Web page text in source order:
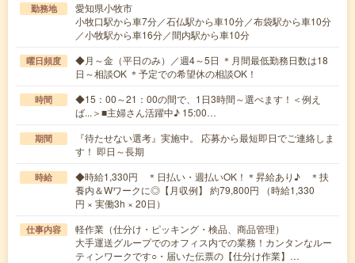
勤務地
愛知県小牧市
小牧口駅から車7分／石仏駅から車10分／布袋駅から車10分
／小牧駅から車16分／間内駅から車10分
曜日頻度
◆月～金（平日のみ）／週4～5日 ＊月間最低勤務日数は18
日～相談OK ＊予定での希望休の相談OK！
時間
◆15：00～21：00の間で、1日3時間～選べます！＜例え
ば...＞■主婦さん活躍中♪ 15:00…
期間
『待たせない選考』実施中。 応募から最短即日でご連絡しま
す！ 即日～長期
時給
◆時給1,330円 ＊日払い・週払いOK！＊昇給あり♪ ＊扶
養内＆Wワークに◎【月収例】 約79,800円 （時給1,330
円 × 実働3h × 20日）
仕事内容
軽作業（仕分け・ピッキング・検品、商品管理）
大手運送グループでのオフィス内での業務！カンタンなルー
ティンワークです○・届いた伝票の【仕分け作業】…